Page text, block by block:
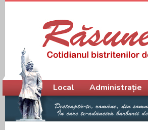
Meniu principal
Local Administrație